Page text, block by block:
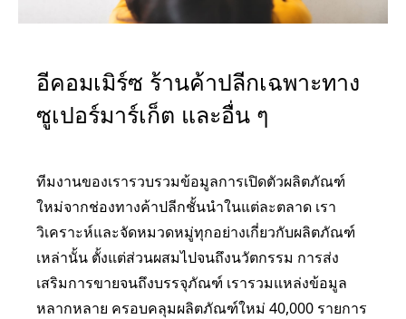
อีคอมเมิร์ซ ร้านค้าปลีกเฉพาะทาง
ซูเปอร์มาร์เก็ต และอื่น ๆ
ทีมงานของเรารวบรวมข้อมูลการเปิดตัวผลิตภัณฑ์
ใหม่จากช่องทางค้าปลีกชั้นนำในแต่ละตลาด เรา
วิเคราะห์และจัดหมวดหมู่ทุกอย่างเกี่ยวกับผลิตภัณฑ์
เหล่านั้น ตั้งแต่ส่วนผสมไปจนถึงนวัตกรรม การส่ง
เสริมการขายจนถึงบรรจุภัณฑ์ เรารวมแหล่งข้อมูล
หลากหลาย ครอบคลุมผลิตภัณฑ์ใหม่ 40,000 รายการ